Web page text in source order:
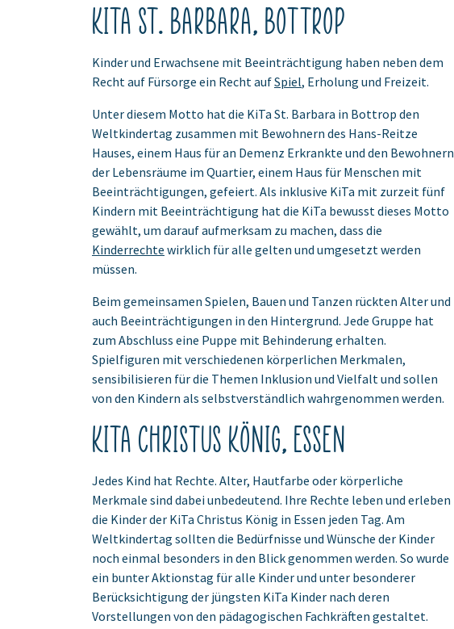
KiTa St. Barbara, Bottrop
Kinder und Erwachsene mit Beeinträchtigung haben neben dem
Recht auf Fürsorge ein Recht aufSpiel, Erholung und Freizeit.
Unter diesem Motto hat die KiTa St. Barbara in Bottrop den
Weltkindertag zusammen mit Bewohnern des Hans-Reitze
Hauses, einem Haus für an Demenz Erkrankte und den Bewohnern
der Lebensräume im Quartier, einem Haus für Menschen mit
Beeinträchtigungen, gefeiert. Als inklusive KiTa mit zurzeit fünf
Kindern mit Beeinträchtigung hat die KiTa bewusst dieses Motto
gewählt, um darauf aufmerksam zu machen, dass die
Kinderrechte wirklich für alle gelten und umgesetzt werden
müssen.
Beim gemeinsamen Spielen, Bauen und Tanzen rückten Alter und
auch Beeinträchtigungen in den Hintergrund. Jede Gruppe hat
zum Abschluss eine Puppe mit Behinderung erhalten.
Spielfiguren mit verschiedenen körperlichen Merkmalen,
sensibilisieren für die Themen Inklusion und Vielfalt und sollen
von den Kindern als selbstverständlich wahrgenommen werden.
KiTa Christus König, Essen
Jedes Kind hat Rechte. Alter, Hautfarbe oder körperliche
Merkmale sind dabei unbedeutend. Ihre Rechte leben und erleben
die Kinder der KiTa Christus König in Essen jeden Tag. Am
Weltkindertag sollten die Bedürfnisse und Wünsche der Kinder
noch einmal besonders in den Blick genommen werden. So wurde
ein bunter Aktionstag für alle Kinder und unter besonderer
Berücksichtigung der jüngsten KiTa Kinder nach deren
Vorstellungen von den pädagogischen Fachkräften gestaltet.